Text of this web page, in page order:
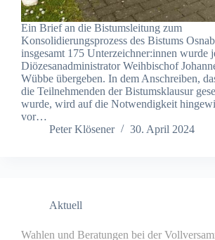
Ein Brief an die Bistumsleitung zum
Konsolidierungsprozess des Bistums
insgesamt 175 Unterzeichner:innen wurde
Diözesanadministrator Weihbischof
Wübbe übergeben. In dem Anschreiben,
die Teilnehmenden der Bistumsklausur
wurde, wird auf die Notwendigkeit
vor…
Peter Klösener
30. April 2024
Aktuell
Wahlen und Beratungen bei der